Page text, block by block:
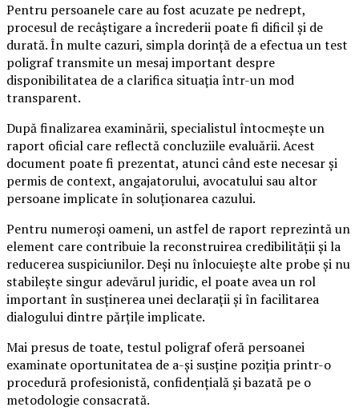
Pentru persoanele care au fost acuzate pe nedrept,
procesul de recâștigare a încrederii poate fi dificil și de
durată. În multe cazuri, simpla dorință de a efectua un test
poligraf transmite un mesaj important despre
disponibilitatea de a clarifica situația într-un mod
transparent.
După finalizarea examinării, specialistul întocmește un
raport oficial care reflectă concluziile evaluării. Acest
document poate fi prezentat, atunci când este necesar și
permis de context, angajatorului, avocatului sau altor
persoane implicate în soluționarea cazului.
Pentru numeroși oameni, un astfel de raport reprezintă un
element care contribuie la reconstruirea credibilității și la
reducerea suspiciunilor. Deși nu înlocuiește alte probe și nu
stabilește singur adevărul juridic, el poate avea un rol
important în susținerea unei declarații și în facilitarea
dialogului dintre părțile implicate.
Mai presus de toate, testul poligraf oferă persoanei
examinate oportunitatea de a-și susține poziția printr-o
procedură profesionistă, confidențială și bazată pe o
metodologie consacrată.